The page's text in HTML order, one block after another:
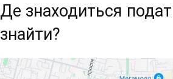
Де знаходиться
знайти?